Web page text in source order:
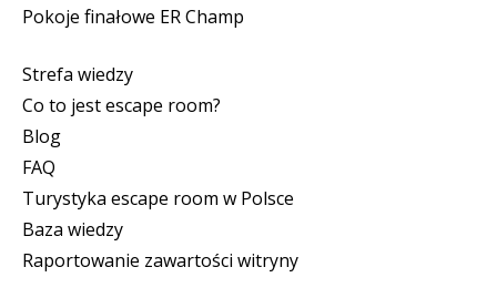
Pokoje finałowe ER Champ
Strefa wiedzy
Co to jest escape room?
Blog
FAQ
Turystyka escape room w Polsce
Baza wiedzy
Raportowanie zawartości witryny